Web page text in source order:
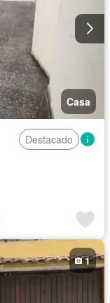
Casa
Destacado
1